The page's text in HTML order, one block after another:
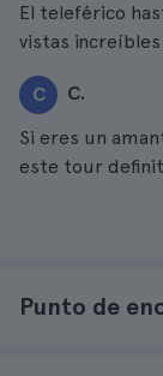
El teleférico
vistas
C C.
Si eres un
este tour
Punto de